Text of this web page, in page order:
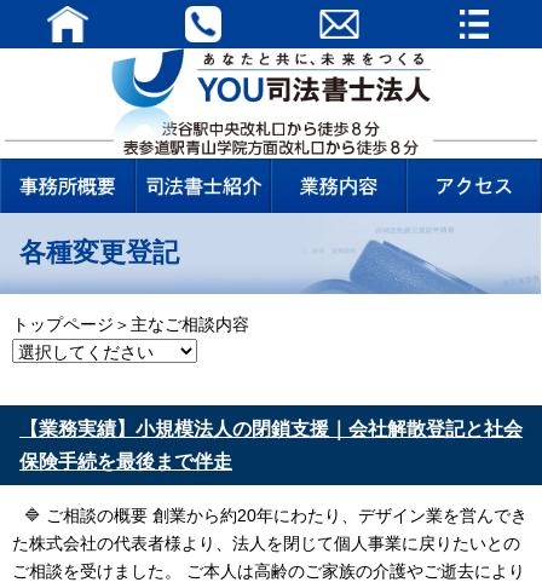
各種変更登記
トップページ＞主なご相談内容
【業務実績】小規模法人の閉鎖支援｜会社解散登記と社会
保険手続を最後まで伴走
🔷 ご相談の概要 創業から約20年にわたり、デザイン業を営んでき
た株式会社の代表者様より、法人を閉じて個人事業に戻りたいとの
ご相談を受けました。 ご本人は高齢のご家族の介護やご逝去により